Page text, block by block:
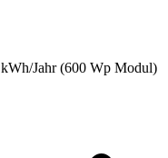
Jahr (600 Wp Modul)